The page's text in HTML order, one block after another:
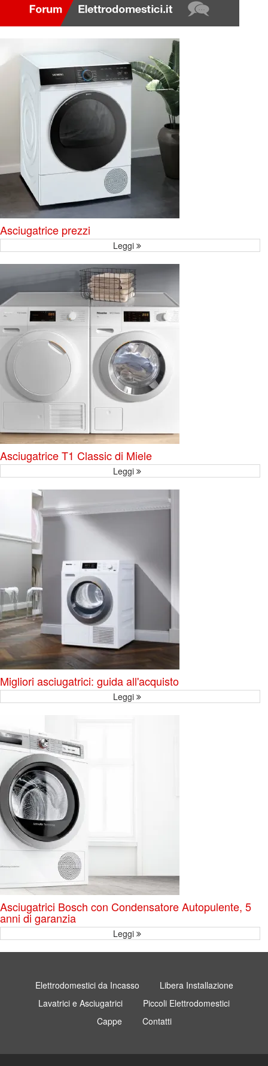
Asciugatrice prezzi
Leggi
Asciugatrice T1 Classic di Miele
Leggi
Migliori asciugatrici: guida all'acquisto
Leggi
Asciugatrici Bosch con Condensatore Autopulente, 5
anni di garanzia
Leggi
Elettrodomestici da Incasso
Libera Installazione
Lavatrici e Asciugatrici
Piccoli Elettrodomestici
Cappe
Contatti